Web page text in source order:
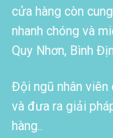
cửa hàng còn
nhanh chóng và
Quy Nhơn, Bình
Đội ngũ nhân viên
và đưa ra giải
hàng..